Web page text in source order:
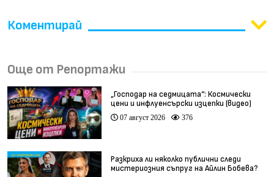
Коментирай
Още от Репортажи
„Господар на седмицата“: Космически
цени и инфлуенсърски изцепки (видео)
07 август 2026 376
Разкриха ли няколко публични следи
мистериозния съпруг на Айлин Бобева?